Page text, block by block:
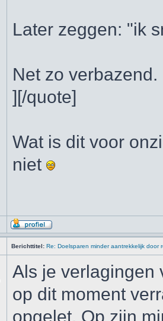
Later zeggen: "ik
Net zo verbazend.
][/quote]
Wat is dit voor
niet
Berichttitel: Re: Doelsparen minder aantrekkelijk door
Als je verlagingen
op dit moment
opgelet. Op zijn